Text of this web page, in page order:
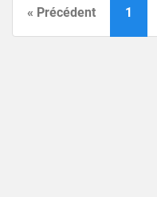
« Précédent 1